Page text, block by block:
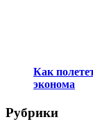
Как
эконома
Рубрики